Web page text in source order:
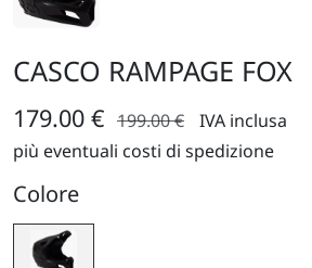
CASCO RAMPAGE FOX
179.00 € 199.00 €
IVA inclusa
più eventuali costi di spedizione
Colore